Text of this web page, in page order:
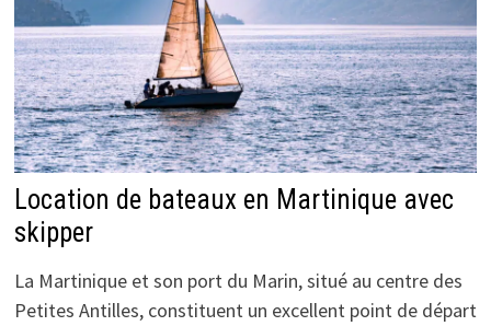
Location de bateaux en Martinique avec
skipper
La Martinique et son port du Marin, situé au centre des
Petites Antilles, constituent un excellent point de départ